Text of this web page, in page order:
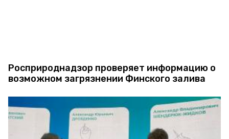
Росприроднадзор проверяет информацию о
возможном загрязнении Финского залива